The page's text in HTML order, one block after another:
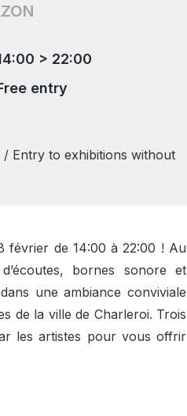
> 22:00
entry
Entry to exhibitions without
février de 14:00 à 22:00 ! Au
bornes sonore et
une ambiance conviviale
de la ville de Charleroi. Trois
les artistes pour vous offrir